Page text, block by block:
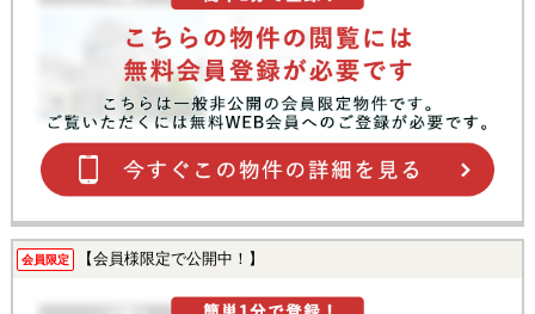
会員限定 【会員様限定で公開中！】